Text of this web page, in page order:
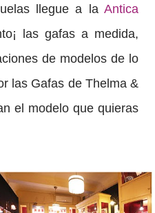
llegue a la Antica
las gafas a medida,
de modelos de lo
las Gafas de Thelma &
el modelo que quieras